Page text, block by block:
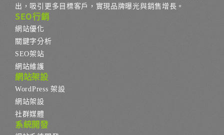
出，吸引更多目標客戶，實現品牌曝光與銷售增長。
SEO行銷
網站優化
關鍵字分析
SEO架站
網站維護
網站架設
WordPress 架設
網站架設
社群媒體
系統開發